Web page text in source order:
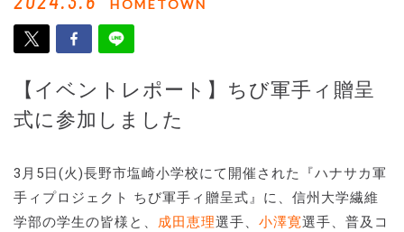
HOMETOWN
【イベントレポート】ちび軍手ィ贈呈
式に参加しました
3月5日(火)長野市塩崎小学校にて開催された『ハナサカ軍
手ィプロジェクト ちび軍手ィ贈呈式』に、信州大学繊維
学部の学生の皆様と、 成田恵理選手、 小澤寛選手、普及コ